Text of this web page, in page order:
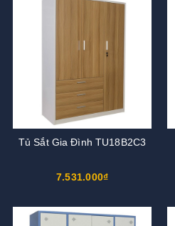
Tủ Sắt Gia Đình TU18B2C3
7.531.000₫